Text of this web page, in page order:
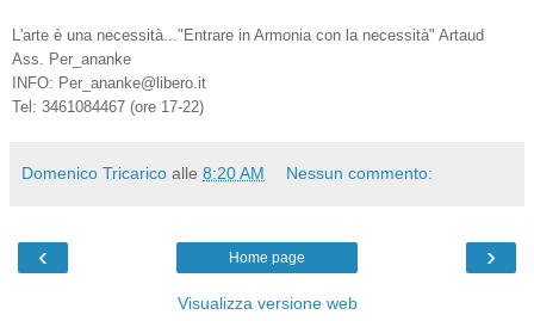
L'arte è una necessità..."Entrare in Armonia con la necessità" Artaud
Ass. Per_ananke
INFO: Per_ananke@libero.it
Tel: 3461084467 (ore 17-22)
Domenico Tricarico alle 8:20 AM Nessun commento:
‹ ›
Home page
Visualizza versione web